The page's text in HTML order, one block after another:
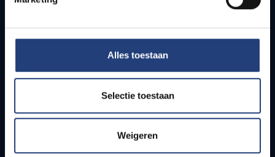
Alles toestaan
Selectie toestaan
Weigeren
Studenten
PhD-studenten
Leerkrachten en secundaire scholen